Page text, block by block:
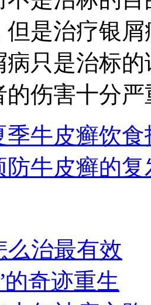
但是治疗银
病只是治标
的伤害十分严
季牛皮癣饮
防牛皮癣的
么治最有效
的奇迹重生